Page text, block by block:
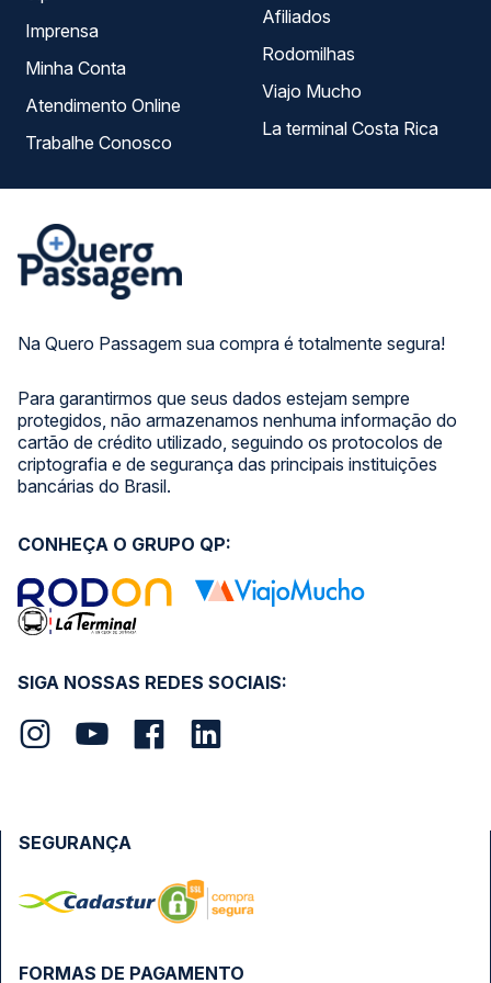
Na Quero Passagem sua compra é totalmente segura!
Para garantirmos que seus dados estejam sempre
protegidos, não armazenamos nenhuma informação do
cartão de crédito utilizado, seguindo os protocolos de
criptografia e de segurança das principais instituições
bancárias do Brasil.
Imprensa
Minha Conta
Atendimento Online
Trabalhe Conosco
Afiliados
Rodomilhas
Viajo Mucho
La terminal Costa Rica
SIGA NOSSAS REDES SOCIAIS:
CONHEÇA O GRUPO QP:
FORMAS DE PAGAMENTO
SEGURANÇA